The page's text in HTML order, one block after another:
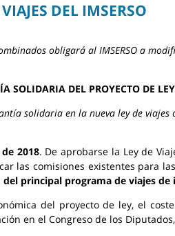
DEL IMSERSO
obligará al IMSERSO a
SOLIDARIA DEL PROYECTO DE
solidaria en la nueva ley de
2018. De aprobarse la Ley de
las comisiones existentes para
principal programa de viajes
del proyecto de ley, el
en el Congreso de los